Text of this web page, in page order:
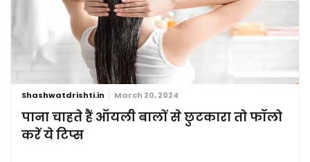
Shashwatdrishti.in March 20, 2024
पाना चाहते हैं ऑयली बालों से छुटकारा तो फॉलो
करें ये टिप्स